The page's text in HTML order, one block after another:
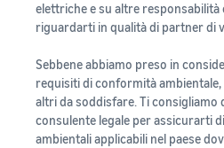
elettriche e su altre
riguardarti in qualità di partner di
Sebbene abbiamo preso in
requisiti di conformità
altri da soddisfare. Ti consigliamo
consulente legale per assicurarti
ambientali applicabili nel paese